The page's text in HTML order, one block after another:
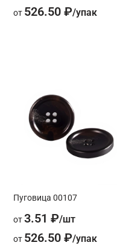
от 526.50 ₽
Пуговица 00107
от3.51 ₽
от 526.50 ₽